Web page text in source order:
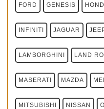
FORD GENESIS
INFINITI JAGUAR
LAMBORGHINI LAND
MASERATI MAZDA
MITSUBISHI NISSAN